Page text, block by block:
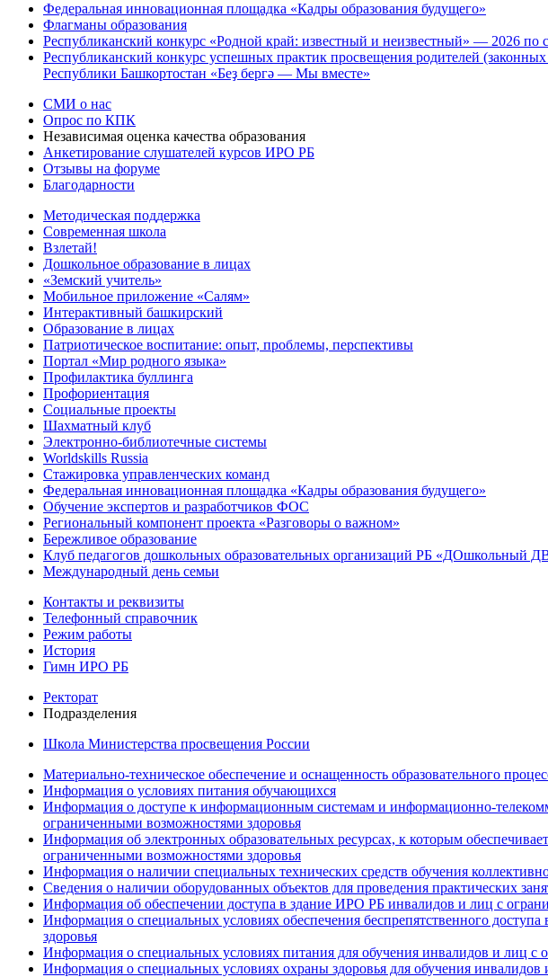
Федеральная инновационная площадка «Кадры образования будущего»
Флагманы образования
Республиканский конкурс «Родной край: известный и неизвестный» — 2026
Республиканский конкурс успешных практик просвещения родителей
Республики Башкортостан «Беҙ бергә — Мы вместе»
СМИ о нас
Опрос по КПК
Независимая оценка качества образования
Анкетирование слушателей курсов ИРО РБ
Отзывы на форуме
Благодарности
Методическая поддержка
Современная школа
Взлетай!
Дошкольное образование в лицах
«Земский учитель»
Мобильное приложение «Салям»
Интерактивный башкирский
Образование в лицах
Патриотическое воспитание: опыт, проблемы, перспективы
Портал «Мир родного языка»
Профилактика буллинга
Профориентация
Социальные проекты
Шахматный клуб
Электронно-библиотечные системы
Worldskills Russia
Стажировка управленческих команд
Федеральная инновационная площадка «Кадры образования будущего»
Обучение экспертов и разработчиков ФОС
Региональный компонент проекта «Разговоры о важном»
Бережливое образование
Клуб педагогов дошкольных образовательных организаций РБ «ДОшкольный
Международный день семьи
Контакты и реквизиты
Телефонный справочник
Режим работы
История
Гимн ИРО РБ
Ректорат
Подразделения
Школа Министерства просвещения России
Материально-техническое обеспечение и оснащенность образовательного
Информация о условиях питания обучающихся
Информация о доступе к информационным системам и информационно-
ограниченными возможностями здоровья
Информация об электронных образовательных ресурсах, к которым
ограниченными возможностями здоровья
Информация о наличии специальных технических средств обучения
Сведения о наличии оборудованных объектов для проведения практических
Информация об обеспечении доступа в здание ИРО РБ инвалидов и лиц с
Информация о специальных условиях обеспечения беспрепятственного
здоровья
Информация о специальных условиях питания для обучения инвалидов и лиц с
Информация о специальных условиях охраны здоровья для обучения